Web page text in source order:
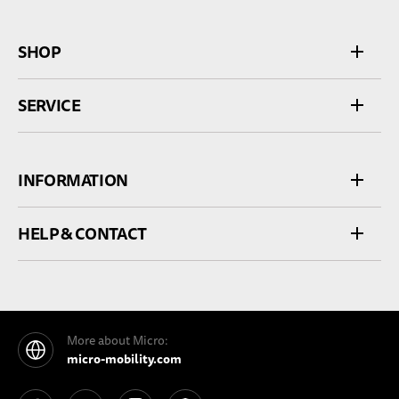
SHOP
SERVICE
INFORMATION
HELP & CONTACT
More about Micro:
micro-mobility.com